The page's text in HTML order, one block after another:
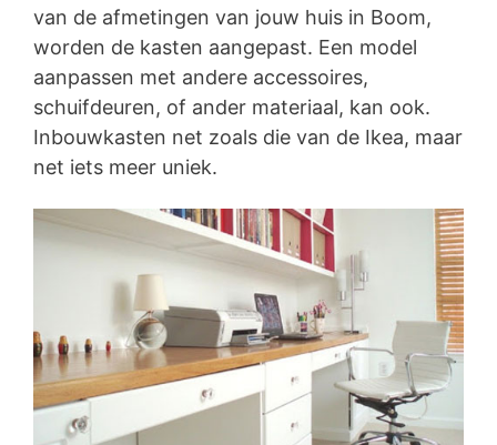
van de afmetingen van jouw huis in Boom,
worden de kasten aangepast. Een model
aanpassen met andere accessoires,
schuifdeuren, of ander materiaal, kan ook.
Inbouwkasten net zoals die van de Ikea, maar
net iets meer uniek.